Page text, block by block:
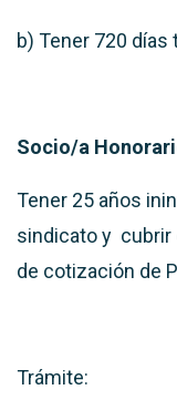
b) Tener 720 días
Socio/a
Tener 25 años
sindicato y cubrir
de cotización de
Trámite: